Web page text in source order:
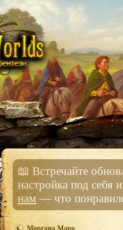
📖 Встречайте
настройка под себя
нам — что
Моргана Маро